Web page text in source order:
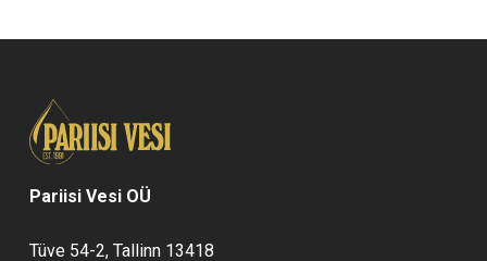
Pariisi Vesi OÜ
Tüve 54-2, Tallinn 13418